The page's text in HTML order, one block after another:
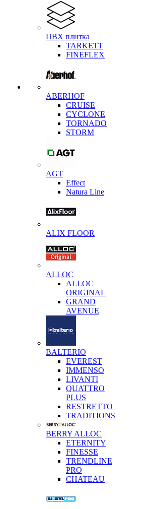
ПВХ плитка
TARKETT
FINEFLEX
ABERHOF
CRUISE
CYCLONE
TORNADO
STORM
AGT
Effect
Natura Line
ALIX FLOOR
ALLOC
ALLOC
ORIGINAL
GRAND
AVENUE
BALTERIO
EVEREST
IMMENSO
LIVANTI
QUATTRO
PLUS
RESTRETTO
TRADITIONS
BERRY ALLOC
ETERNITY
FINESSE
TRENDLINE
PRO
CHATEAU